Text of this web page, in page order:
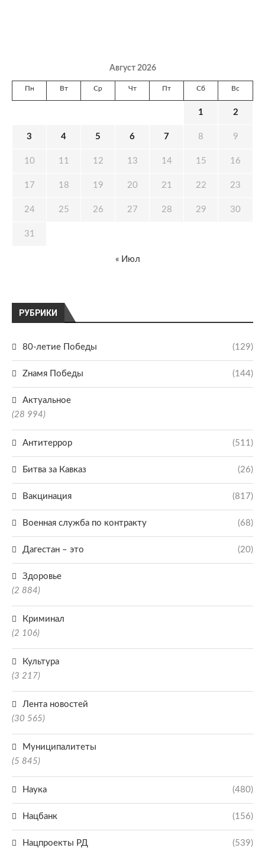
РУБРИКИ
80-летие Победы (129)
Zнамя Победы (144)
Актуальное
(28 994)
Антитеррор (511)
Битва за Кавказ (26)
Вакцинация (817)
Военная служба по контракту (68)
Дагестан – это (20)
Здоровье
(2 884)
Криминал
(2 106)
Культура
(3 217)
Лента новостей
(30 565)
Муниципалитеты
(5 845)
Наука (480)
Нацбанк (156)
Нацпроекты РД (539)
Август 2026
Пн Вт Ср Чт Пт Сб Вс
1 2
3 4 5 6 7 8 9
10 11 12 13 14 15 16
17 18 19 20 21 22 23
24 25 26 27 28 29 30
31
« Июл